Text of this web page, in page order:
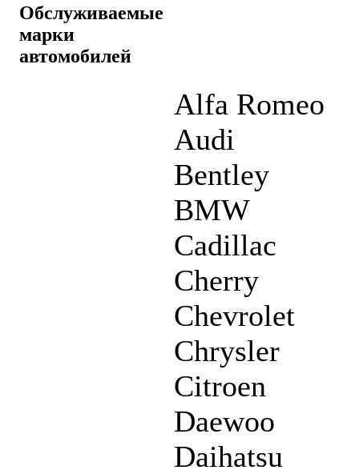
Обслуживаемые
марки
автомобилей
Alfa Romeo
Audi
Bentley
BMW
Cadillac
Cherry
Chevrolet
Chrysler
Citroen
Daewoo
Daihatsu